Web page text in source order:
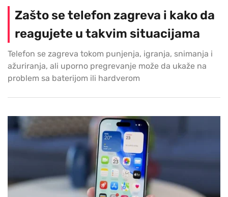
Zašto se telefon zagreva i kako da
reagujete u takvim situacijama
Telefon se zagreva tokom punjenja, igranja, snimanja i
ažuriranja, ali uporno pregrevanje može da ukaže na
problem sa baterijom ili hardverom